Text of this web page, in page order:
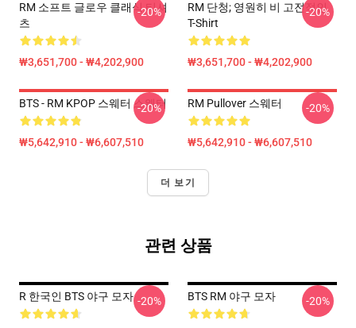
RM 소프트 글로우 클래식 티셔
츠
₩3,651,700 - ₩4,202,900
-20%
RM 단청; 영원히 비 고전적인
T-Shirt
₩3,651,700 - ₩4,202,900
-20%
BTS - RM KPOP 스웨터 스웨터
₩5,642,910 - ₩6,607,510
-20% RM Pullover 스웨터
₩5,642,910 - ₩6,607,510
-20%
더 보기
관련 상품
R 한국인 BTS 야구 모자 -20% BTS RM 야구 모자 -20%